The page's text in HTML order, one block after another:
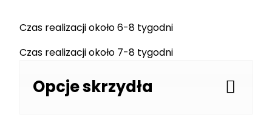
Czas realizacji około 6-8 tygodni
Czas realizacji około 7-8 tygodni
Opcje skrzydła